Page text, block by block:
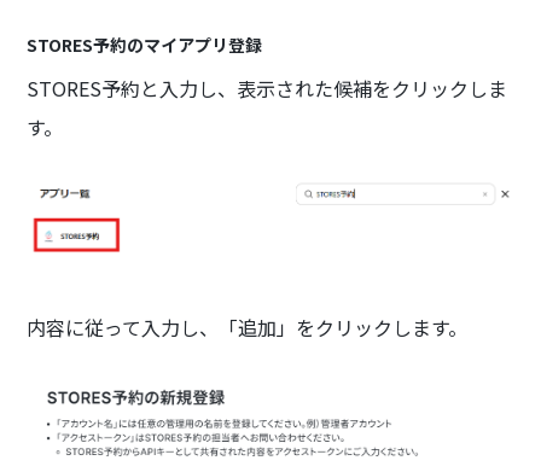
STORES予約のマイアプリ登録
STORES予約と入力し、表示された候補をクリックしま
す。
内容に従って入力し、「追加」をクリックします。